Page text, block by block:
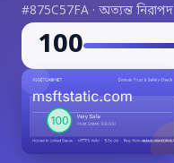
#875C57FA · অত্যন্ত নিরাপদ
100